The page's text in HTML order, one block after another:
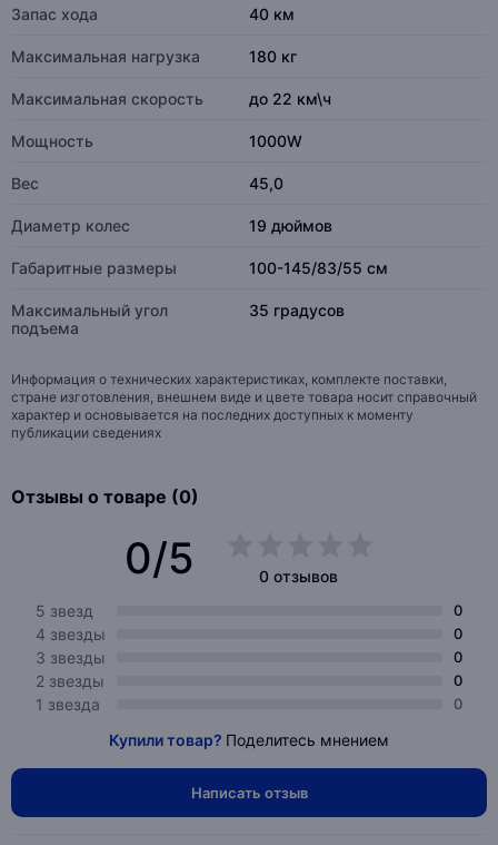
Запас хода 40 км
Максимальная нагрузка 180 кг
Максимальная скорость до 22 км\ч
Мощность 1000W
Вес 45,0
Диаметр колес 19 дюймов
Габаритные размеры 100-145/83/55 см
Максимальный угол
подъема
35 градусов
Информация о технических характеристиках, комплекте поставки,
стране изготовления, внешнем виде и цвете товара носит справочный
характер и основывается на последних доступных к моменту
публикации сведениях
Отзывы о товаре (0)
0/5
0 отзывов
5 звезд
0
4 звезды 0
3 звезды 0
2 звезды 0
1 звезда 0
Купили товар? Поделитесь мнением
Написать отзыв